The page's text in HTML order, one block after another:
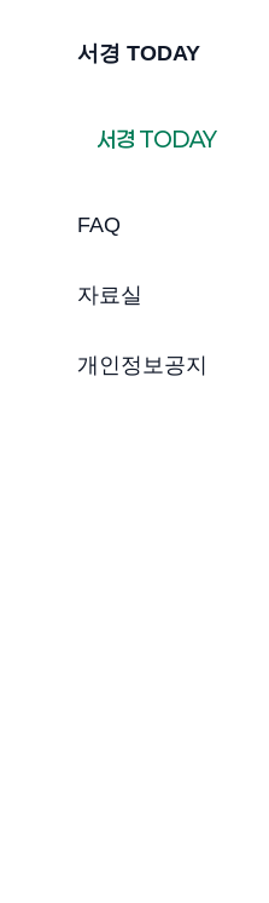
서경 TODAY
서경 TODAY
FAQ
자료실
개인정보공지